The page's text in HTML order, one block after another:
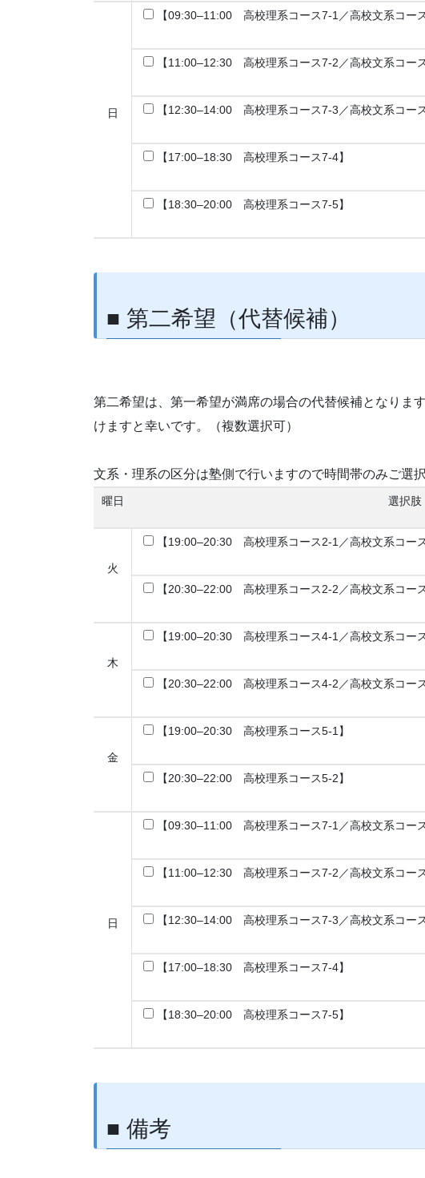
日
【09:30–11:00 高校理系コース7-1／高校文系コー
【11:00–12:30 高校理系コース7-2／高校文系コー
【12:30–14:00 高校理系コース7-3／高校文系コー
【17:00–18:30 高校理系コース7-4】
【18:30–20:00 高校理系コース7-5】
■ 第二希望（代替候補）
第二希望は、第一希望が満席の場合の代替候補となりま
けますと幸いです。（複数選択可）
文系・理系の区分は塾側で行いますので時間帯のみご選択
曜日 選択肢
火
【19:00–20:30 高校理系コース2-1／高校文系コー
【20:30–22:00 高校理系コース2-2／高校文系コー
木
【19:00–20:30 高校理系コース4-1／高校文系コー
【20:30–22:00 高校理系コース4-2／高校文系コー
金
【19:00–20:30 高校理系コース5-1】
【20:30–22:00 高校理系コース5-2】
日
【09:30–11:00 高校理系コース7-1／高校文系コー
【11:00–12:30 高校理系コース7-2／高校文系コー
【12:30–14:00 高校理系コース7-3／高校文系コー
【17:00–18:30 高校理系コース7-4】
【18:30–20:00 高校理系コース7-5】
■ 備考